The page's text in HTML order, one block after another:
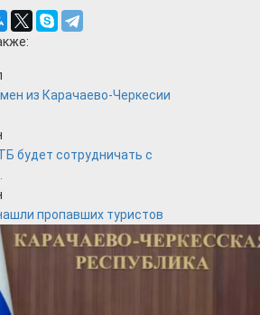
из Карачаево-Черкесии
будет сотрудничать с
пропавших туристов